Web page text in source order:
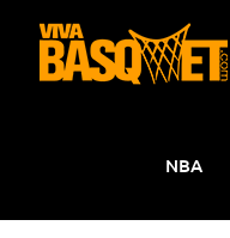
contenido
NBA